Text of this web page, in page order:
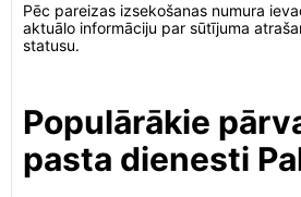
Pēc pareizas izsekošanas numura
aktuālo informāciju par sūtījuma
statusu.
Populārākie
pasta dienesti